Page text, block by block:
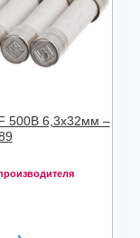
500В 6,3x32мм –